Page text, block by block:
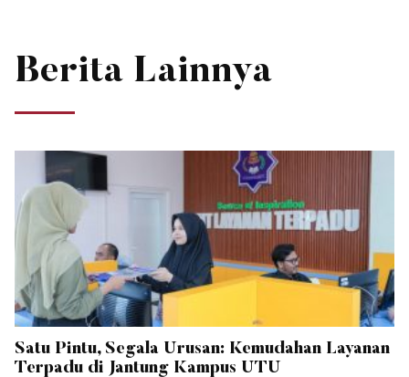
Berita Lainnya
Satu Pintu, Segala Urusan: Kemudahan Layanan
Terpadu di Jantung Kampus UTU